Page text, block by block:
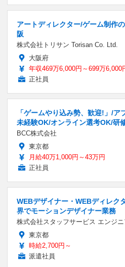
アートディレクター/ゲーム制作
阪
株式会社トリサン Torisan Co. Ltd.
大阪府
年収469万6,000円～699万6,000
正社員
「ゲームやり込み勢、歓迎!」/
未経験OK/オンライン選考OK/研
BCC株式会社
東京都
月給40万1,000円～43万円
正社員
WEBデザイナー・WEBディレク
界でモーションデザイナー業務
株式会社スタッフサービス エンジ
東京都
時給2,700円～
派遣社員